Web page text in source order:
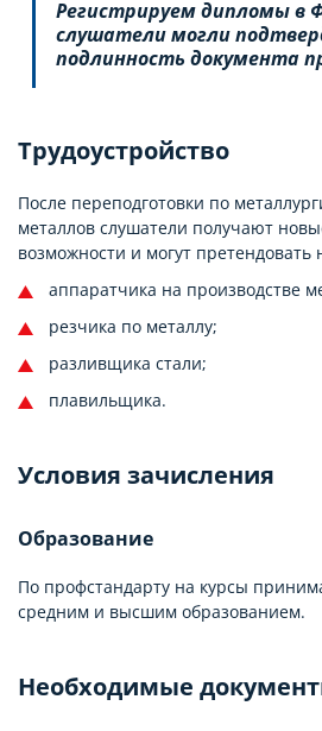
Регистрируем дипломы
слушатели могли
подлинность документа
Трудоустройство
После переподготовки по
металлов слушатели получают
возможности и могут претендовать
аппаратчика на производстве
резчика по металлу;
разливщика стали;
плавильщика.
Условия зачисления
Образование
По профстандарту на курсы
средним и высшим образованием.
Необходимые